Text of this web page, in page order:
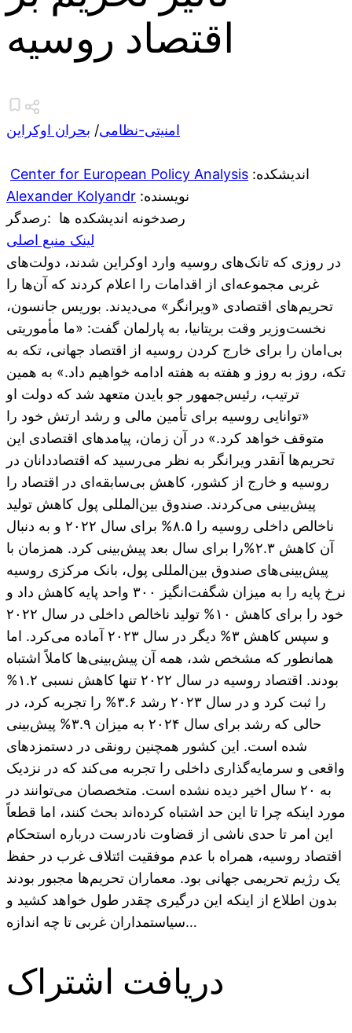
اقتصاد روسیه
امنیتی-نظامی/ بحران اوکراین
Center for European Policy Analysis :اندیشکده
Alexander Kolyandr :نویسنده
رصدخونه اندیشکده ها :رصدگر
لینک منبع اصلی
در روزی که تانک‌های روسیه وارد اوکراین شدند، دولت‌های
غربی مجموعه‌ای از اقدامات را اعلام کردند که آن‌ها را
تحریم‌های اقتصادی «ویرانگر» می‌دیدند. بوریس جانسون،
نخست‌وزیر وقت بریتانیا، به پارلمان گفت: «ما مأموریتی
بی‌امان را برای خارج کردن روسیه از اقتصاد جهانی، تکه به
تکه، روز به روز و هفته به هفته ادامه خواهیم داد.» به همین
ترتیب، رئیس‌جمهور جو بایدن متعهد شد که دولت او
«توانایی روسیه برای تأمین مالی و رشد ارتش خود را
متوقف خواهد کرد.» در آن زمان، پیامدهای اقتصادی این
تحریم‌ها آنقدر ویرانگر به نظر می‌رسید که اقتصاددانان در
روسیه و خارج از کشور، کاهش بی‌سابقه‌ای در اقتصاد را
پیش‌بینی می‌کردند. صندوق بین‌المللی پول کاهش تولید
ناخالص داخلی روسیه را ۸.۵% برای سال ۲۰۲۲ و به دنبال
آن کاهش ۲.۳%را برای سال بعد پیش‌بینی کرد. همزمان با
پیش‌بینی‌های صندوق بین‌المللی پول، بانک مرکزی روسیه
نرخ پایه را به میزان شگفت‌انگیز ۳۰۰ واحد پایه کاهش داد و
خود را برای کاهش ۱۰% تولید ناخالص داخلی در سال ۲۰۲۲
و سپس کاهش ۳% دیگر در سال ۲۰۲۳ آماده می‌کرد. اما
همانطور که مشخص شد، همه آن پیش‌بینی‌ها کاملاً اشتباه
بودند. اقتصاد روسیه در سال ۲۰۲۲ تنها کاهش نسبی ۱.۲%
را ثبت کرد و در سال ۲۰۲۳ رشد ۳.۶% را تجربه کرد، در
حالی که رشد برای سال ۲۰۲۴ به میزان ۳.۹% پیش‌بینی
شده است. این کشور همچنین رونقی در دستمزدهای
واقعی و سرمایه‌گذاری داخلی را تجربه می‌کند که در نزدیک
به ۲۰ سال اخیر دیده نشده است. متخصصان می‌توانند در
مورد اینکه چرا تا این حد اشتباه کرده‌اند بحث کنند، اما قطعاً
این امر تا حدی ناشی از قضاوت نادرست درباره استحکام
اقتصاد روسیه، همراه با عدم موفقیت ائتلاف غرب در حفظ
یک رژیم تحریمی جهانی بود. معماران تحریم‌ها مجبور بودند
بدون اطلاع از اینکه این درگیری چقدر طول خواهد کشید و
سیاستمداران غربی تا چه اندازه…
دریافت اشتراک